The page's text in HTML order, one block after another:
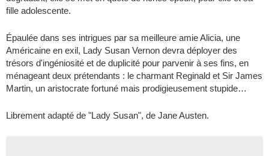
fille adolescente.
Épaulée dans ses intrigues par sa meilleure amie Alicia, une
Américaine en exil, Lady Susan Vernon devra déployer des
trésors d'ingéniosité et de duplicité pour parvenir à ses fins, en
ménageant deux prétendants : le charmant Reginald et Sir James
Martin, un aristocrate fortuné mais prodigieusement stupide…
Librement adapté de "Lady Susan", de Jane Austen.